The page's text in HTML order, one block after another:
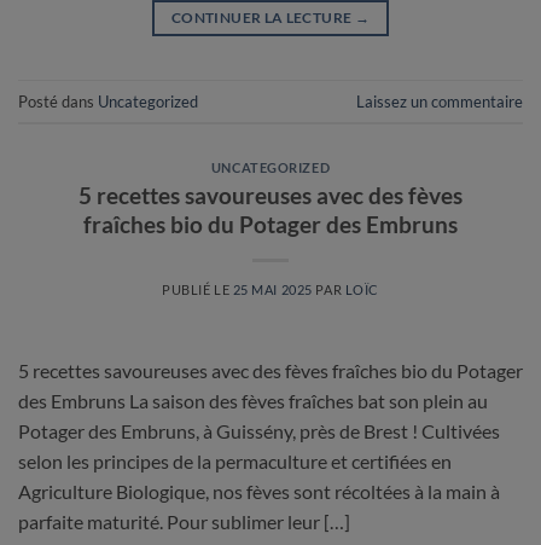
CONTINUER LA LECTURE →
Posté dans Uncategorized Laissez un commentaire
UNCATEGORIZED
5 recettes savoureuses avec des fèves
fraîches bio du Potager des Embruns
PUBLIÉ LE 25 MAI 2025 PAR LOÏC
5 recettes savoureuses avec des fèves fraîches bio du Potager
des Embruns La saison des fèves fraîches bat son plein au
Potager des Embruns, à Guissény, près de Brest ! Cultivées
selon les principes de la permaculture et certifiées en
Agriculture Biologique, nos fèves sont récoltées à la main à
parfaite maturité. Pour sublimer leur […]